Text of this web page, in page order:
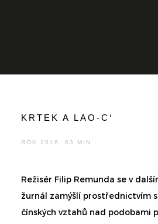
KRTEK A LAO-C‘
ROK 2016, 63 MIN
Režisér Filip Remunda se v
žurnál zamýšlí prostřednictvím
čínských vztahů nad podobami